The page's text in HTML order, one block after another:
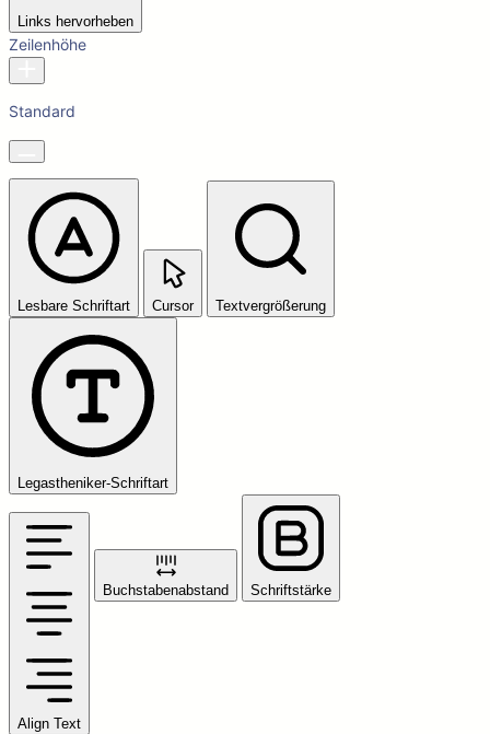
Links hervorheben
Zeilenhöhe
Standard
Lesbare Schriftart Cursor Textvergrößerung
Legastheniker-Schriftart
Align Text
Buchstabenabstand Schriftstärke